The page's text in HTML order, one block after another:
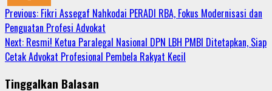
Continue
Reading
Previous: Fikri Assegaf Nahkodai PERADI RBA, Fokus Modernisasi dan
Penguatan Profesi Advokat
Next: Resmi! Ketua Paralegal Nasional DPN LBH PMBI Ditetapkan, Siap
Cetak Advokat Profesional Pembela Rakyat Kecil
Tinggalkan Balasan